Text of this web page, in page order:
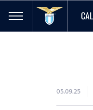
05.09.25